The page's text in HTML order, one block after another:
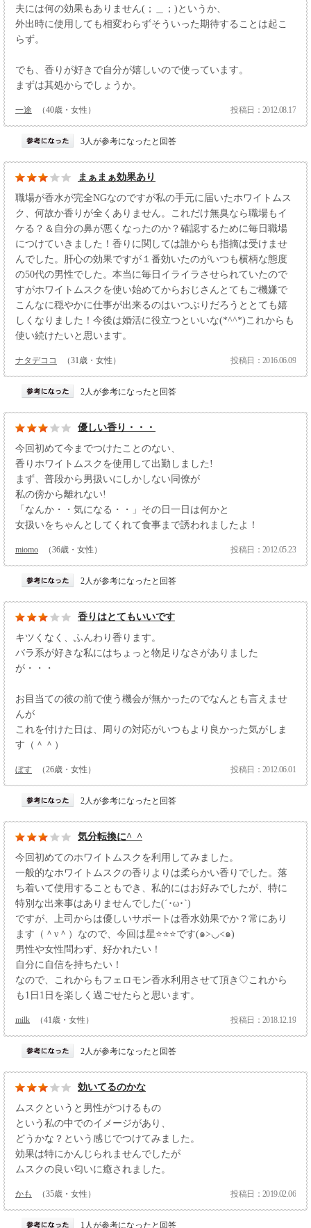
夫には何の効果もありません(；＿；)というか、
外出時に使用しても相変わらずそういった期待することは起こ
らず。
でも、香りが好きで自分が嬉しいので使っています。
まずは其処からでしょうか。
一途 （40歳・女性） 投稿日：2012.08.17
3人が参考になったと回答
まぁまぁ効果あり
職場が香水が完全NGなのですが私の手元に届いたホワイトムス
ク、何故か香りが全くありません。これだけ無臭なら職場もイ
ケる？＆自分の鼻が悪くなったのか？確認するために毎日職場
につけていきました！香りに関しては誰からも指摘は受けませ
んでした。肝心の効果ですが１番効いたのがいつも横柄な態度
の50代の男性でした。本当に毎日イライラさせられていたので
すがホワイトムスクを使い始めてからおじさんとてもご機嫌で
こんなに穏やかに仕事が出来るのはいつぶりだろうととても嬉
しくなりました！今後は婚活に役立つといいな(*^^*)これからも
使い続けたいと思います。
ナタデココ （31歳・女性） 投稿日：2016.06.09
2人が参考になったと回答
優しい香り・・・
今回初めて今までつけたことのない、
香りホワイトムスクを使用して出勤しました!
まず、普段から男扱いにしかしない同僚が
私の傍から離れない!
「なんか・・気になる・・」その日一日は何かと
女扱いをちゃんとしてくれて食事まで誘われましたよ！
miomo （36歳・女性） 投稿日：2012.05.23
2人が参考になったと回答
香りはとてもいいです
キツくなく、ふんわり香ります。
バラ系が好きな私にはちょっと物足りなさがありました
が・・・
お目当ての彼の前で使う機会が無かったのでなんとも言えませ
んが
これを付けた日は、周りの対応がいつもより良かった気がしま
す（＾＾）
ぼす （26歳・女性） 投稿日：2012.06.01
2人が参考になったと回答
気分転換に^_^
今回初めてのホワイトムスクを利用してみました。
一般的なホワイトムスクの香りよりは柔らかい香りでした。落
ち着いて使用することもでき、私的にはお好みでしたが、特に
特別な出来事はありませんでした(´･ω･`)
ですが、上司からは優しいサポートは香水効果でか？常にあり
ます（＾ν＾）なので、今回は星⭐️⭐️⭐️です(๑>◡<๑)
男性や女性問わず、好かれたい！
自分に自信を持ちたい！
なので、これからもフェロモン香水利用させて頂き♡これから
も1日1日を楽しく過ごせたらと思います。
milk （41歳・女性） 投稿日：2018.12.19
2人が参考になったと回答
効いてるのかな
ムスクというと男性がつけるもの
という私の中でのイメージがあり、
どうかな？という感じでつけてみました。
効果は特にかんじられませんでしたが
ムスクの良い匂いに癒されました。
かも （35歳・女性） 投稿日：2019.02.06
1人が参考になったと回答